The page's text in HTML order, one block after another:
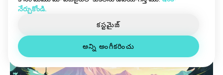
విఫలతను ఇంధనంగా మారుస్తూ: మీ జీవితాన్ని
వేగవంతం చేసే 10 వ్యూహాలు
నేర్చుకోండి.
కస్టమైజ్
అన్ని అంగీకరించు